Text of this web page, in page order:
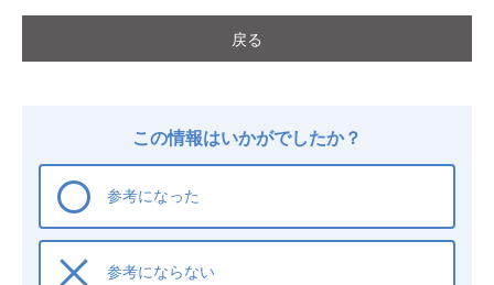
戻る
この情報はいかがでしたか？
参考になった
参考にならない